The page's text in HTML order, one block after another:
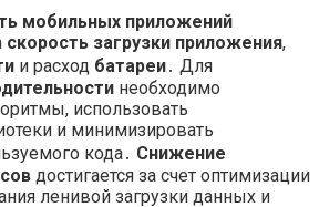
мобильных приложений
скорость загрузки приложения,
и расход батареи․ Для
необходимо
использовать
и минимизировать
кода․ Снижение
достигается за счет оптимизации
ленивой загрузки данных и